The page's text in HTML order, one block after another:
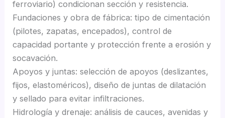
ferroviario) condicionan sección y resistencia.
Fundaciones y obra de fábrica: tipo de cimentación
(pilotes, zapatas, encepados), control de
capacidad portante y protección frente a erosión y
socavación.
Apoyos y juntas: selección de apoyos (deslizantes,
fijos, elastoméricos), diseño de juntas de dilatación
y sellado para evitar infiltraciones.
Hidrología y drenaje: análisis de cauces, avenidas y